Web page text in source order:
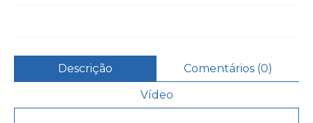
Descrição
Comentários (0)
Vídeo